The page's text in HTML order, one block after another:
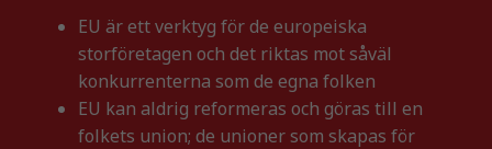
EU är ett verktyg för de europeiska
storföretagen och det riktas mot såväl
konkurrenterna som de egna folken
EU kan aldrig reformeras och göras till en
folkets union; de unioner som skapas för